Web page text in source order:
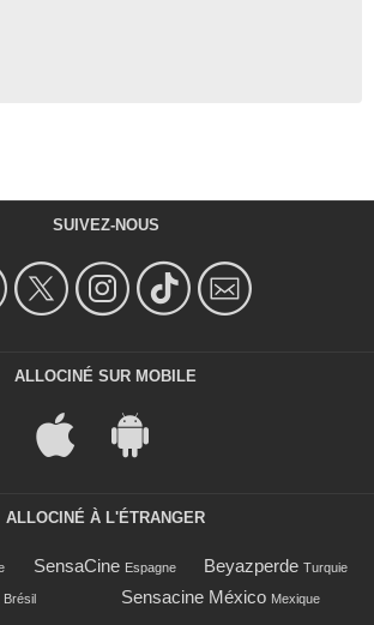
SUIVEZ-NOUS
ALLOCINÉ SUR MOBILE
ALLOCINÉ À L'ÉTRANGER
SensaCine Espagne Beyazperde Turquie
Brésil Sensacine México Mexique